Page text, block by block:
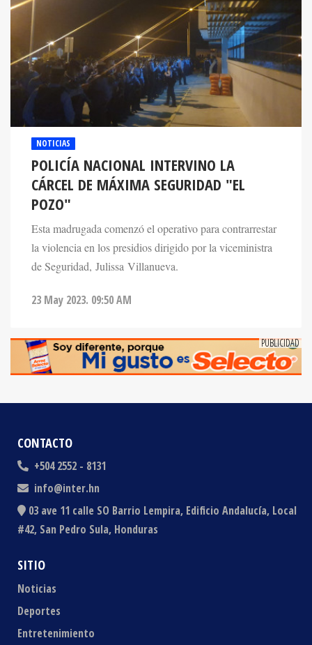
NOTICIAS
POLICÍA NACIONAL INTERVINO LA
CÁRCEL DE MÁXIMA SEGURIDAD "EL
POZO"
Esta madrugada comenzó el operativo para contrarrestar
la violencia en los presidios dirigido por la viceministra
de Seguridad, Julissa Villanueva.
CONTACTO
+504 2552 - 8131
info@inter.hn
03 ave 11 calle SO Barrio Lempira, Edificio Andalucía, Local
#42, San Pedro Sula, Honduras
SITIO
Noticias
Deportes
Entretenimiento